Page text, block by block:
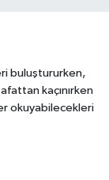
buluştururken,
kaçınırken
okuyabilecekleri